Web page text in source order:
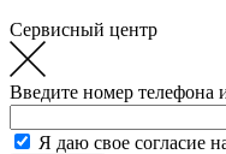
Сервисный центр
Введите номер телефона
Я даю свое согласие